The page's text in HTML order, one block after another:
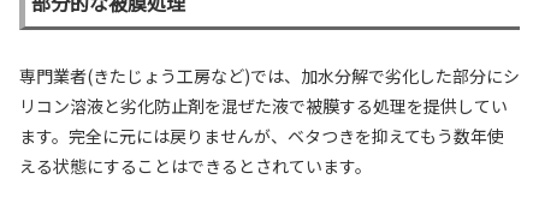
専門業者(きたじょう工房など)では、加水分解で劣化した部分にシ
リコン溶液と劣化防止剤を混ぜた液で被膜する処理を提供してい
ます。完全に元には戻りませんが、ベタつきを抑えてもう数年使
える状態にすることはできるとされています。